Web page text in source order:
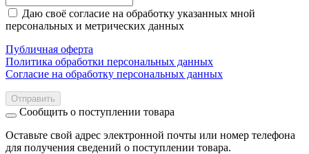
Даю своё согласие на обработку указанных мной
персональных и метрических данных
Публичная оферта
Политика обработки персональных данных
Согласие на обработку персональных данных
Отправить
Сообщить о поступлении товара
Оставьте свой адрес электронной почты или номер телефона
для получения сведений о поступлении товара.